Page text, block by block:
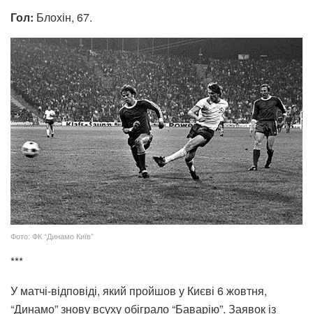
Гол: Блохін, 67.
Фото: ФК “Динамо Київ”
***
У матчі-відповіді, який пройшов у Києві 6 жовтня,
“Динамо” знову всуху обіграло “Баварію”. Заявок із